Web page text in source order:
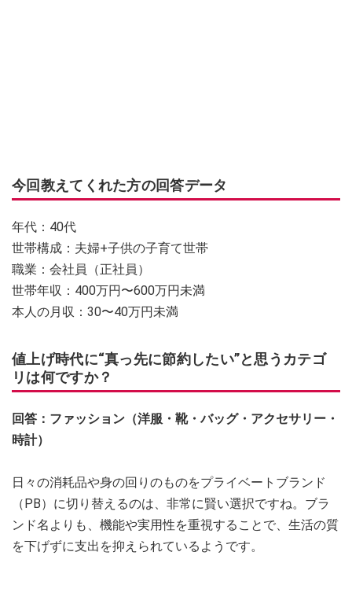
今回教えてくれた方の回答データ
年代：40代
世帯構成：夫婦+子供の子育て世帯
職業：会社員（正社員）
世帯年収：400万円〜600万円未満
本人の月収：30〜40万円未満
値上げ時代に“真っ先に節約したい”と思うカテゴ
リは何ですか？
回答：ファッション（洋服・靴・バッグ・アクセサリー・
時計）
日々の消耗品や身の回りのものをプライベートブランド
（PB）に切り替えるのは、非常に賢い選択ですね。ブラ
ンド名よりも、機能や実用性を重視することで、生活の質
を下げずに支出を抑えられているようです。